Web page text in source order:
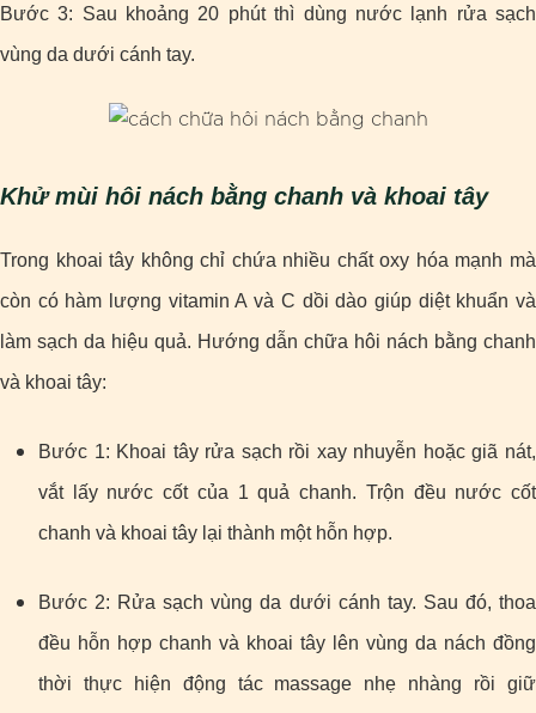
Bước 3: Sau khoảng 20 phút thì dùng nước lạnh rửa sạch
vùng da dưới cánh tay.
Khử mùi hôi nách bằng chanh và khoai tây
Trong khoai tây không chỉ chứa nhiều chất oxy hóa mạnh mà
còn có hàm lượng vitamin A và C dồi dào giúp diệt khuẩn và
làm sạch da hiệu quả. Hướng dẫn chữa hôi nách bằng chanh
và khoai tây:
Bước 1: Khoai tây rửa sạch rồi xay nhuyễn hoặc giã nát,
vắt lấy nước cốt của 1 quả chanh. Trộn đều nước cốt
chanh và khoai tây lại thành một hỗn hợp.
Bước 2: Rửa sạch vùng da dưới cánh tay. Sau đó, thoa
đều hỗn hợp chanh và khoai tây lên vùng da nách đồng
thời thực hiện động tác massage nhẹ nhàng rồi giữ